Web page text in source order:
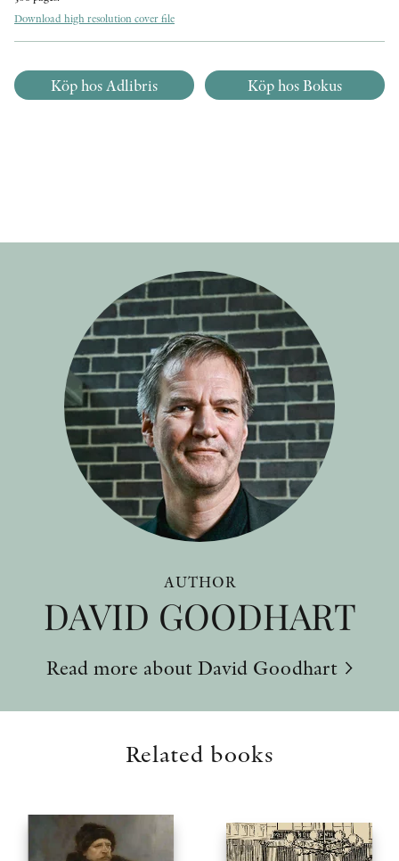
Download high resolution cover file
Köp hos Adlibris Köp hos Bokus
AUTHOR
DAVID GOODHART
Read more about David Goodhart
Related books